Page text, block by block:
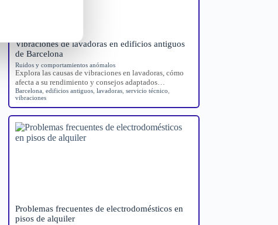
Vibraciones de lavadoras en edificios antiguos
de Barcelona
Ruidos y comportamientos anómalos
Explora las causas de vibraciones en lavadoras, cómo
afecta a su rendimiento y consejos adaptados…
Barcelona ,edificios antiguos ,lavadoras ,servicio técnico
vibraciones
Problemas frecuentes de electrodomésticos en
pisos de alquiler